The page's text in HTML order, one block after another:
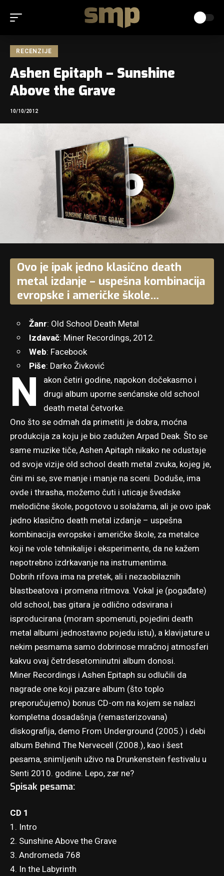
RECENZIJE
Ashen Epitaph – Sunshine
Above the Grave
10/10/2012
Ovo je ipak jedno klasično death
metal izdanje – uspešna kombinacija
evropske i američke škole…
Žanr: Old School Death Metal
Izdavač: Miner Recordings, 2012.
Web: Facebook
Piše: Darko Živković
N
akon četiri godine, napokon dočekasmo i
drugi album uporne senćanske old school
death metal četvorke.
Ono što se odmah da primetiti je dobra, moćna
produkcija za koju je bio zadužen Arpad Deak. Što se
same muzike tiče, Ashen Apitaph nikako ne odustaje
od svoje vizije old school death metal zvuka, kojeg je,
čini mi se, sve manje i manje na sceni. Doduše, ima
ovde i thrasha, možemo čuti i uticaje švedske
melodične škole, pogotovo u solažama, ali je ovo ipak
jedno klasično death metal izdanje – uspešna
kombinacija evropske i američke škole, za metalce
koji ne vole tehnikalije i eksperimente, da ne kažem
nepotrebno izdrkavanje na instrumentima.
Dobrih rifova ima na pretek, ali i nezaobilaznih
blastbeatova i promena ritmova. Vokal je (pogađate)
old school, bas gitara je odlično odsvirana i
isproducirana (moram spomenuti, pojedini death
metal albumi jednostavno pojedu istu), a klavijature u
nekim pesmama samo dobrinose mračnoj atmosferi
kakvu ovaj četrdesetominutni album donosi.
Miner Recordings i Ashen Epitaph su odlučili da
nagrade one koji pazare album (što toplo
preporučujemo) bonus CD-om na kojem se nalazi
kompletna dosadašnja (remasterizovana)
diskografija, demo From Underground (2005.) i debi
album Behind The Nervecell (2008.), kao i šest
pesama, snimljenih uživo na Drunkenstein festivalu u
Senti 2010. godine. Lepo, zar ne?
Spisak pesama:
CD 1
1. Intro
2. Sunshine Above the Grave
3. Andromeda 768
4. In the Labyrinth